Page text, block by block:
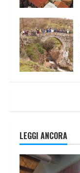
LEGGI ANCORA